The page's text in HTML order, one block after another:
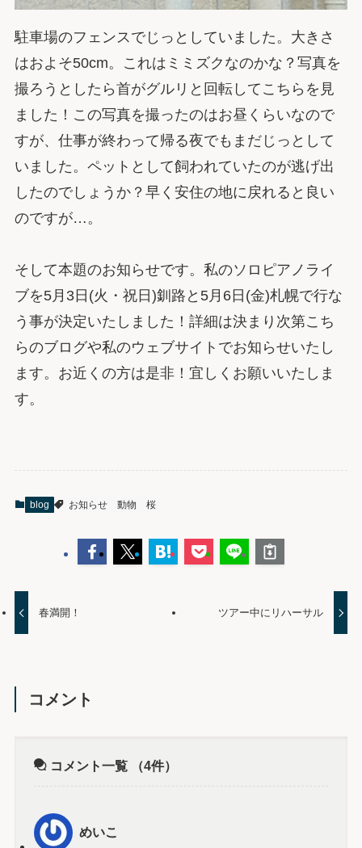
駐車場のフェンスでじっとしていました。大きさ
はおよそ50cm。これはミミズクなのかな？写真を
撮ろうとしたら首がグルリと回転してこちらを見
ました！この写真を撮ったのはお昼くらいなので
すが、仕事が終わって帰る夜でもまだじっとして
いました。ペットとして飼われていたのが逃げ出
したのでしょうか？早く安住の地に戻れると良い
のですが…。
そして本題のお知らせです。私のソロピアノライ
ブを5月3日(火・祝日)釧路と5月6日(金)札幌で行な
う事が決定いたしました！詳細は決まり次第こち
らのブログや私のウェブサイトでお知らせいたし
ます。お近くの方は是非！宜しくお願いいたしま
す。
blog お知らせ 動物 桜
春満開！ ツアー中にリハーサル
コメント
コメント一覧 （4件）
めいこ